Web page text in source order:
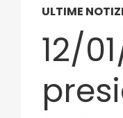
ULTIME
12/